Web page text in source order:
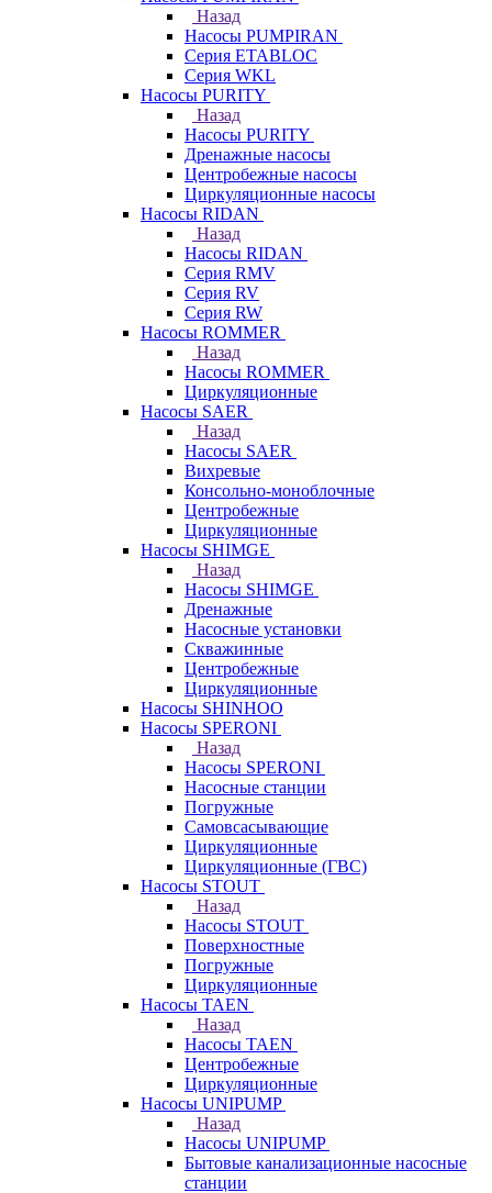
Назад
Насосы PUMPIRAN
Серия ETABLOC
Серия WKL
Насосы PURITY
Назад
Насосы PURITY
Дренажные насосы
Центробежные насосы
Циркуляционные насосы
Насосы RIDAN
Назад
Насосы RIDAN
Серия RMV
Серия RV
Серия RW
Насосы ROMMER
Назад
Насосы ROMMER
Циркуляционные
Насосы SAER
Назад
Насосы SAER
Вихревые
Консольно-моноблочные
Центробежные
Циркуляционные
Насосы SHIMGE
Назад
Насосы SHIMGE
Дренажные
Насосные установки
Скважинные
Центробежные
Циркуляционные
Насосы SHINHOO
Насосы SPERONI
Назад
Насосы SPERONI
Насосные станции
Погружные
Самовсасывающие
Циркуляционные
Циркуляционные (ГВС)
Насосы STOUT
Назад
Насосы STOUT
Поверхностные
Погружные
Циркуляционные
Насосы TAEN
Назад
Насосы TAEN
Центробежные
Циркуляционные
Насосы UNIPUMP
Назад
Насосы UNIPUMP
Бытовые канализационные насосные
станции